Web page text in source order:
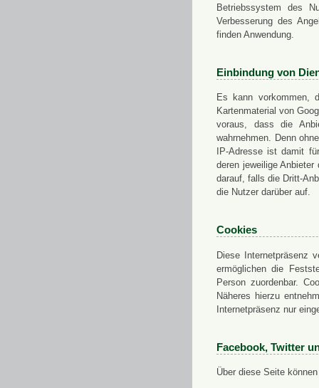
Betriebssystem des
Verbesserung des
finden Anwendung.
Einbindung von
Es kann vorkommen,
Kartenmaterial von
voraus, dass die
wahrnehmen. Denn
IP-Adresse ist damit
deren jeweilige
darauf, falls die Dritt-
die Nutzer darüber auf.
Cookies
Diese Internetpräsenz
ermöglichen die
Person zuordenbar.
Näheres hierzu
Internetpräsenz nur
Facebook, Twitter
Über diese Seite